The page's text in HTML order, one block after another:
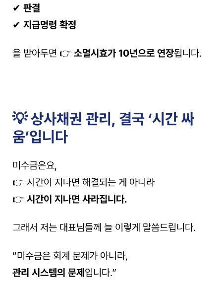
✔ 판결
✔ 지급명령 확정
을 받아두면 👉 소멸시효가 10년으로 연장됩니다.
💡 상사채권 관리, 결국 ‘시간 싸
움’입니다
미수금은요,
👉 시간이 지나면 해결되는 게 아니라
👉 시간이 지나면 사라집니다.
그래서 저는 대표님들께 늘 이렇게 말씀드립니다.
“미수금은 회계 문제가 아니라,
관리 시스템의 문제 입니다.”